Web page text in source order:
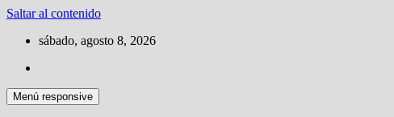
Saltar al contenido
sábado, agosto 8, 2026
Menú responsive